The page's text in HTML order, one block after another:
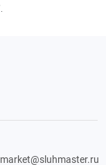
market@sluhmaster.ru